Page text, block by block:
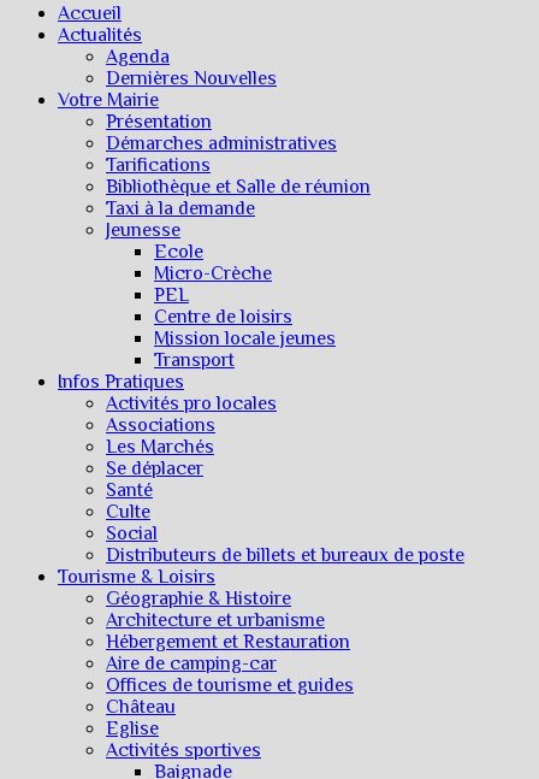
Accueil
Actualités
Agenda
Dernières Nouvelles
Votre Mairie
Présentation
Démarches administratives
Tarifications
Bibliothèque et Salle de réunion
Taxi à la demande
Jeunesse
Ecole
Micro-Crèche
PEL
Centre de loisirs
Mission locale jeunes
Transport
Infos Pratiques
Activités pro locales
Associations
Les Marchés
Se déplacer
Santé
Culte
Social
Distributeurs de billets et bureaux de poste
Tourisme & Loisirs
Géographie & Histoire
Architecture et urbanisme
Hébergement et Restauration
Aire de camping-car
Offices de tourisme et guides
Château
Eglise
Activités sportives
Baignade